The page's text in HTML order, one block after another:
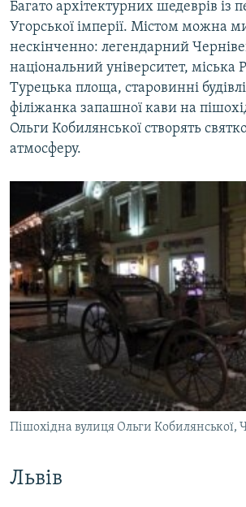
Багато архітектурних шедеврів із
Угорської імперії. Містом можна
нескінченно: легендарний
національний університет, міська
Турецька площа, старовинні
філіжанка запашної кави на
Ольги Кобилянської створять
атмосферу.
Пішохідна вулиця Ольги Кобилянської,
Львів